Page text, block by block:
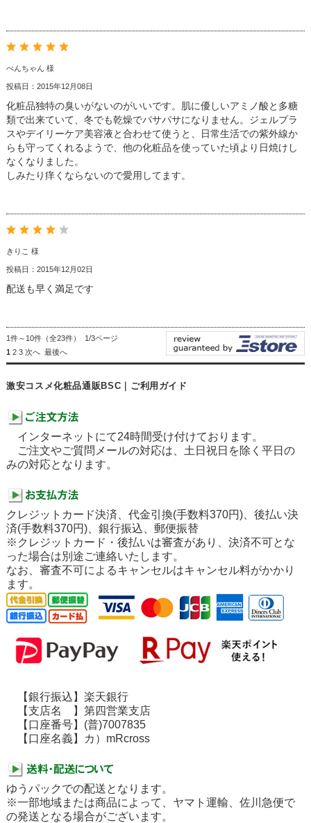
ぺんちゃん 様
投稿日：2015年12月08日
化粧品独特の臭いがないのがいいです。肌に優しいアミノ酸と多糖
類で出来ていて、冬でも乾燥でパサパサになりません。ジェルプラ
スやデイリーケア美容液と合わせて使うと、日常生活での紫外線か
らも守ってくれるようで、他の化粧品を使っていた頃より日焼けし
なくなりました。
しみたり痒くならないので愛用してます。
きりこ 様
投稿日：2015年12月02日
配送も早く満足です
1件～10件（全23件） 1/3ページ
1 2 3 次へ 最後へ
激安コスメ化粧品通販BSC｜ご利用ガイド
インターネットにて24時間受け付けております。
ご注文やご質問メールの対応は、土日祝日を除く平日の
みの対応となります。
クレジットカード決済、代金引換(手数料370円)、後払い決
済(手数料370円)、銀行振込、郵便振替
※クレジットカード・後払いは審査があり、決済不可とな
った場合は別途ご連絡いたします。
なお、審査不可によるキャンセルはキャンセル料がかかり
ます。
【銀行振込】楽天銀行
【支店名 】第四営業支店
【口座番号】(普)7007835
【口座名義】カ）mRcross
ゆうパックでの配送となります。
※一部地域または商品によって、ヤマト運輸、佐川急便で
の発送となる場合がございます。